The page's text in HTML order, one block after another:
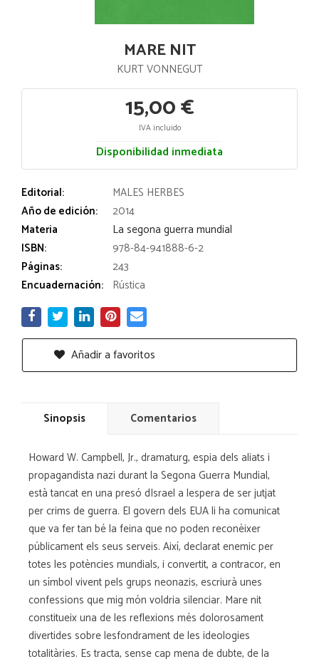
MARE NIT
KURT VONNEGUT
15,00 €
IVA incluido
Disponibilidad inmediata
Editorial:
MALES HERBES
Año de edición:
2014
Materia
La segona guerra mundial
ISBN:
978-84-941888-6-2
Páginas:
243
Encuadernación: Rústica
Añadir a favoritos
Sinopsis Comentarios
Howard W. Campbell, Jr., dramaturg, espia dels aliats i
propagandista nazi durant la Segona Guerra Mundial,
està tancat en una presó dIsrael a lespera de ser jutjat
per crims de guerra. El govern dels EUA li ha comunicat
que va fer tan bé la feina que no poden reconèixer
públicament els seus serveis. Així, declarat enemic per
totes les potències mundials, i convertit, a contracor, en
un símbol vivent pels grups neonazis, escriurà unes
confessions que mig món voldria silenciar. Mare nit
constitueix una de les reflexions més dolorosament
divertides sobre lesfondrament de les ideologies
totalitàries. Es tracta, sense cap mena de dubte, de la